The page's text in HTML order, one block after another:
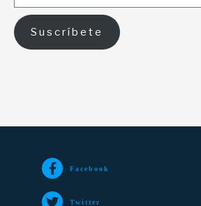
Suscríbete
Facebook
Twitter